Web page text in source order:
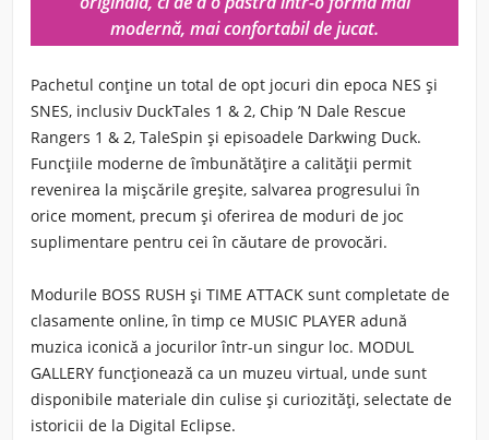
modernă, mai confortabil de jucat.
Pachetul conține un total de opt jocuri din epoca NES și
SNES, inclusiv DuckTales 1 & 2, Chip ’N Dale Rescue
Rangers 1 & 2, TaleSpin și episoadele Darkwing Duck.
Funcțiile moderne de îmbunătățire a calității permit
revenirea la mișcările greșite, salvarea progresului în
orice moment, precum și oferirea de moduri de joc
suplimentare pentru cei în căutare de provocări.
Modurile BOSS RUSH și TIME ATTACK sunt completate de
clasamente online, în timp ce MUSIC PLAYER adună
muzica iconică a jocurilor într-un singur loc. MODUL
GALLERY funcționează ca un muzeu virtual, unde sunt
disponibile materiale din culise și curiozități, selectate de
istoricii de la Digital Eclipse.